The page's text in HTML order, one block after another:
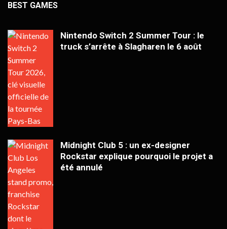
BEST GAMES
Nintendo Switch 2 Summer Tour : le
truck s’arrête à Slagharen le 6 août
Midnight Club 5 : un ex-designer
Rockstar explique pourquoi le projet a
été annulé